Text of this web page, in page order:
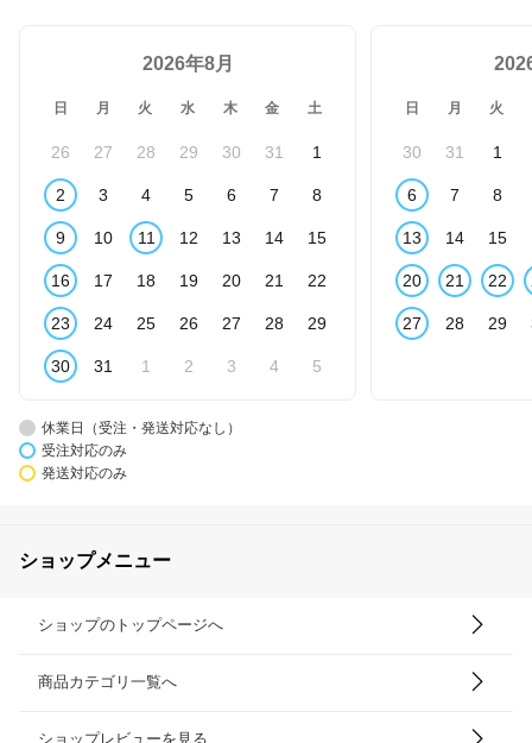
2026年8月
日 月 火 水 木 金 土
26 27 28 29 30 31 1
2 3 4 5 6 7 8
9 10 11 12 13 14 15
16 17 18 19 20 21 22
23 24 25 26 27 28 29
30 31 1 2 3 4 5
日 月 火
30 31 1
6 7 8
13 14 15
20 21 22
27 28 29
休業日（受注・発送対応なし）
受注対応のみ
発送対応のみ
ショップメニュー
ショップのトップページへ
商品カテゴリ一覧へ
ショップレビューを見る